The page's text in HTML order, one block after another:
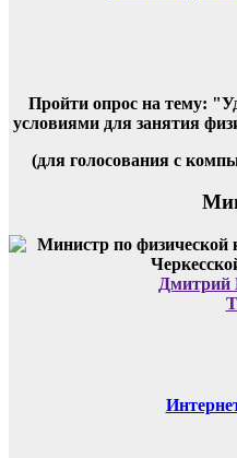
Пройти опрос на тему:
условиями для занятия
(для голосования с
Дмитрий